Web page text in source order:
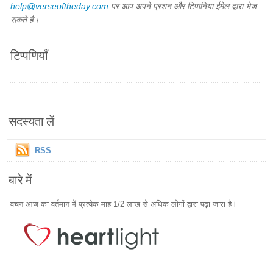
help@verseoftheday.com पर आप अपने प्रशन और टिपानिया ईमेल द्वारा भेज
सकते है।
टिप्पणियाँ
सदस्यता लें
RSS
बारे में
वचन आज का वर्तमान में प्रत्येक माह 1/2 लाख से अधिक लोगों द्वारा पढ़ा जारा है।